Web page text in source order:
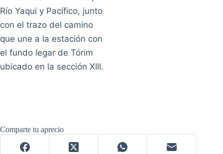
Río Yaqui y Pacífico, junto
con el trazo del camino
que une a la estación con
el fundo legar de Tórim
ubicado en la sección XIII.
Comparte tu aprecio